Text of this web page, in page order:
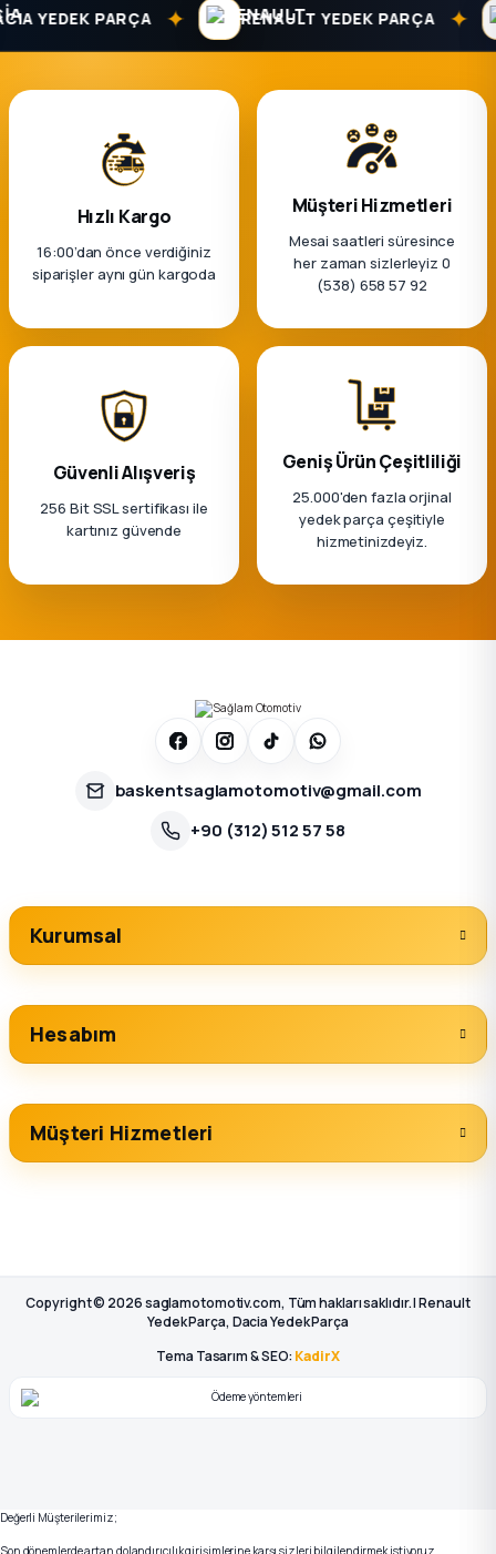
YEDEK PARÇA ✦ RENAULT YEDEK PARÇA ✦
Hızlı Kargo
16:00’dan önce verdiğiniz
siparişler aynı gün kargoda
Müşteri Hizmetleri
Mesai saatleri süresince
her zaman sizlerleyiz 0
(538) 658 57 92
Güvenli Alışveriş
256 Bit SSL sertifikası ile
kartınız güvende
Geniş Ürün Çeşitliliği
25.000'den fazla orjinal
yedek parça çeşitiyle
hizmetinizdeyiz.
baskentsaglamotomotiv@gmail.com
+90 (312) 512 57 58
Kurumsal
Hesabım
Müşteri Hizmetleri
Copyright © 2026 saglamotomotiv.com, Tüm hakları saklıdır. | Renault
Yedek Parça, Dacia Yedek Parça
Tema Tasarım & SEO: KadirX
Değerli Müşterilerimiz;
Son dönemlerde artan dolandırıcılık girişimlerine karşı sizleri bilgilendirmek istiyoruz.